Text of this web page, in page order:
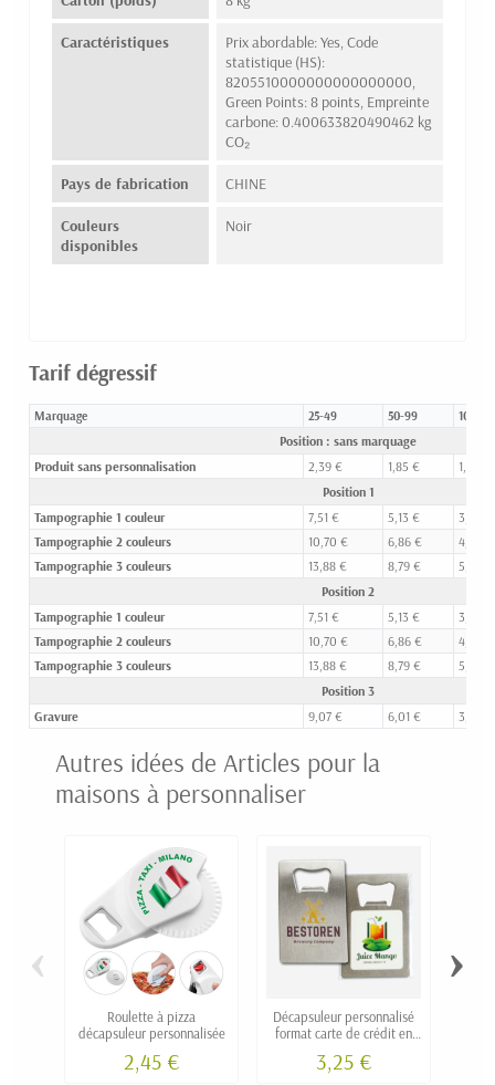
Caractéristiques
Prix abordable: Yes, Code
statistique (HS):
8205510000000000000000,
Green Points: 8 points, Empreinte
carbone: 0.400633820490462 kg
CO₂
Pays de fabrication CHINE
Couleurs
disponibles
Noir
Tarif dégressif
Marquage 25-49 50-99 100-
Position : sans marquage
Produit sans personnalisation
2,39 € 1,85 €
1,53 €
Position 1
Tampographie 1 couleur
7,51 € 5,13 €
3,09 €
Tampographie 2 couleurs
10,70 € 6,86 €
4,02 €
Tampographie 3 couleurs
13,88 € 8,79 €
5,07 €
Position 2
Tampographie 1 couleur
7,51 € 5,13 €
3,09 €
Tampographie 2 couleurs
10,70 € 6,86 €
4,02 €
Tampographie 3 couleurs
13,88 € 8,79 €
5,07 €
Position 3
Gravure
9,07 € 6,01 € 3,44 €
Autres idées de Articles pour la
maisons à personnaliser
Roulette à pizza
décapsuleur personnalisée
2,45 €
Décapsuleur personnalisé
format carte de crédit en
3,25 €
‹ ›